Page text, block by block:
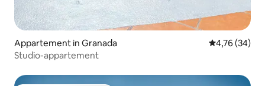
Appartement in Granada Gemiddelde
4,76 (34)
Studio-appartement